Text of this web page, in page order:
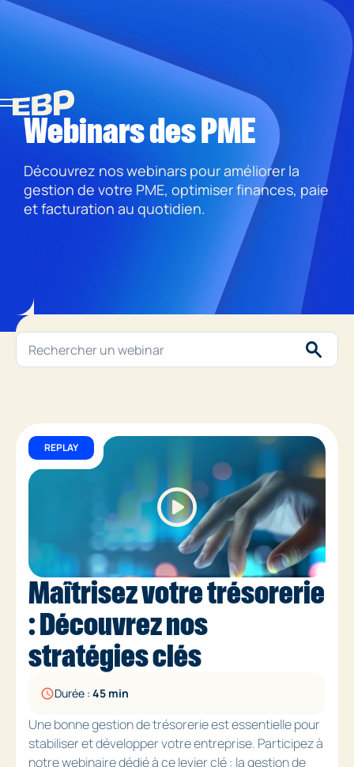
Webinars des PME
Découvrez nos webinars pour améliorer la
gestion de votre PME, optimiser finances, paie
et facturation au quotidien.
REPLAY
Maîtrisez votre trésorerie
: Découvrez nos
stratégies clés
scheduleDurée : 45 min
Une bonne gestion de trésorerie est essentielle pour
stabiliser et développer votre entreprise. Participez à
notre webinaire dédié à ce levier clé : la gestion de